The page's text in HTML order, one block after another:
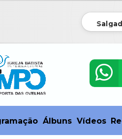
Álbuns Vídeos